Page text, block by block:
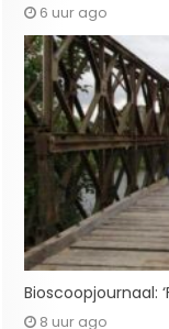
6 uur ago
Bioscoopjournaal:
8 uur ago